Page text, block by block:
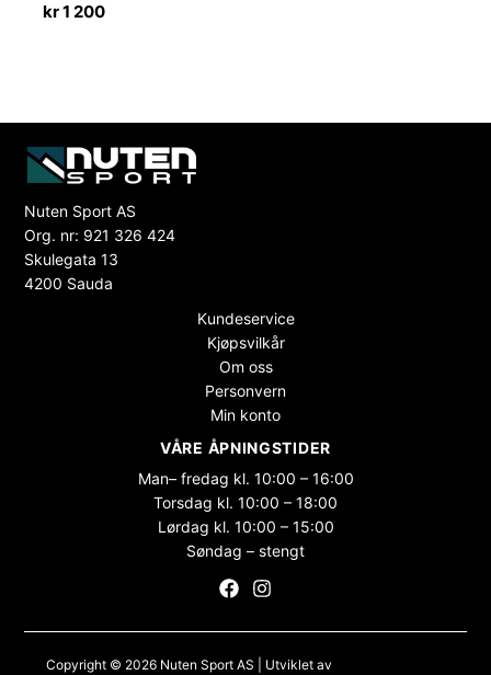
kr1 200
Nuten Sport AS
Org. nr: 921 326 424
Skulegata 13
4200 Sauda
Kundeservice
Kjøpsvilkår
Om oss
Personvern
Min konto
VÅRE ÅPNINGSTIDER
Man– fredag kl. 10:00 – 16:00
Torsdag kl. 10:00 – 18:00
Lørdag kl. 10:00 – 15:00
Søndag – stengt
Copyright © 2026 Nuten Sport AS | Utviklet av